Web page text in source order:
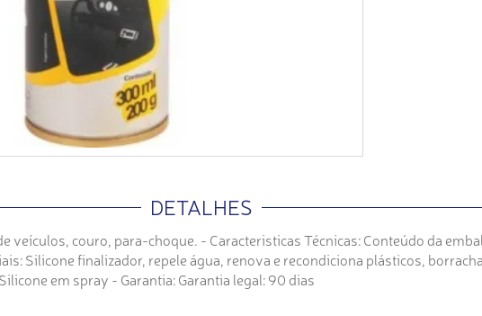
DETALHES
veículos, couro, para-choque. - Caracteristicas Técnicas: Conteúdo da
Silicone finalizador, repele água, renova e recondiciona plásticos,
em spray - Garantia: Garantia legal: 90 dias